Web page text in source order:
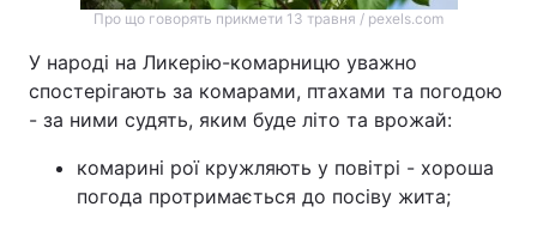
Про що говорять прикмети 13 травня / pexels.com
У народі на Ликерію-комарницю уважно
спостерігають за комарами, птахами та погодою
- за ними судять, яким буде літо та врожай:
комарині рої кружляють у повітрі - хороша
погода протримається до посіву жита;